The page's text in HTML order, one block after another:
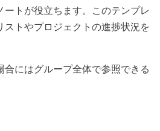
ートが役立ちます。このテンプレ
ストやプロジェクトの進捗状況を
合にはグループ全体で参照できる